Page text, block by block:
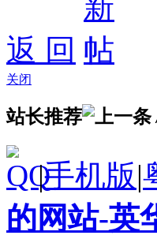
返 回
关闭
站长推荐
|手机版|
的网站-英